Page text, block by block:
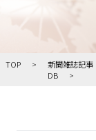
TOP
新聞雑誌記事
DB